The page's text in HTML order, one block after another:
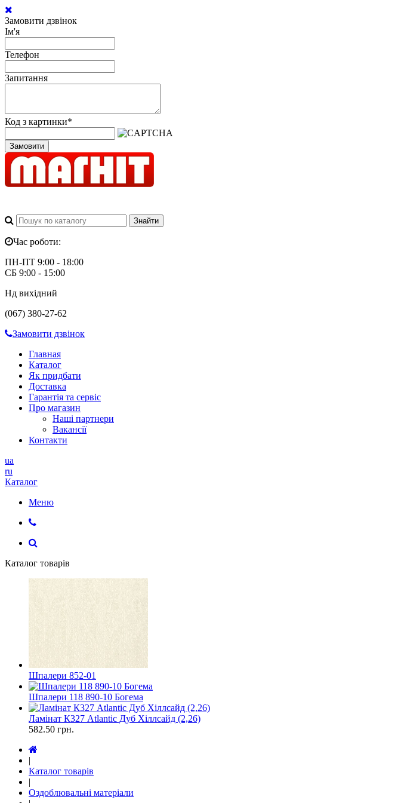
Замовити дзвінок
Ім'я
Телефон
Запитання
Код з картинки*
Замовити
Час роботи:
ПН-ПТ 9:00 - 18:00
СБ 9:00 - 15:00
Нд вихідний
(067) 380-27-62
Замовити дзвінок
Главная
Каталог
Як придбати
Доставка
Гарантія та сервіс
Про магазин
Наші партнери
Вакансії
Контакти
ua
ru
Каталог
Меню
Каталог товарів
Шпалери 852-01
Шпалери 118 890-10 Богема
Ламінат К327 Atlantic Дуб Хіллсайд (2,26)
582.50 грн.
|
Каталог товарів
|
Оздоблювальні матеріали